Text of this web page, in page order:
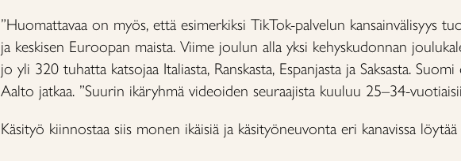
”Huomattavaa on myös, että esimerkiksi TikTok-palvelun kansainvälisyys
ja keskisen Euroopan maista. Viime joulun alla yksi kehyskudonnan
jo yli 320 tuhatta katsojaa Italiasta, Ranskasta, Espanjasta ja Saksasta.
Aalto jatkaa. ”Suurin ikäryhmä videoiden seuraajista kuuluu 25–34-
Käsityö kiinnostaa siis monen ikäisiä ja käsityöneuvonta eri kanavissa